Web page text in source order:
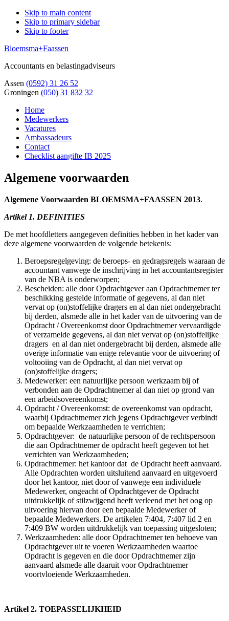
Skip to main content
Skip to primary sidebar
Skip to footer
Bloemsma+Faassen
Accountants en belastingadviseurs
Assen (0592) 31 26 52
Groningen (050) 31 832 32
Home
Medewerkers
Vacatures
Ambassadeurs
Contact
Checklist aangifte IB 2025
Algemene voorwaarden
Algemene Voorwaarden BLOEMSMA+FAASSEN 2013.
Artikel 1. DEFINITIES
De met hoofdletters aangegeven definities hebben in het kader van
deze algemene voorwaarden de volgende betekenis:
Beroepsregelgeving: de beroeps- en gedragsregels waaraan de
accountant vanwege de inschrijving in het accountantsregister
van de NBA is onderworpen;
Bescheiden: alle door Opdrachtgever aan Opdrachtnemer ter
beschikking gestelde informatie of gegevens, al dan niet
vervat op (on)stoffelijke dragers en al dan niet ondergebracht
bij derden, alsmede alle in het kader van de uitvoering van de
Opdracht / Overeenkomst door Opdrachtnemer vervaardigde
of verzamelde gegevens, al dan niet vervat op (on)stoffelijke
dragers en al dan niet ondergebracht bij derden, alsmede alle
overige informatie van enige relevantie voor de uitvoering of
voltooiing van de Opdracht, al dan niet vervat op
(on)stoffelijke dragers;
Medewerker: een natuurlijke persoon werkzaam bij of
verbonden aan de Opdrachtnemer al dan niet op grond van
een arbeidsovereenkomst;
Opdracht / Overeenkomst: de overeenkomst van opdracht,
waarbij Opdrachtnemer zich jegens Opdrachtgever verbindt
om bepaalde Werkzaamheden te verrichten;
Opdrachtgever: de natuurlijke persoon of de rechtspersoon
die aan Opdrachtnemer de opdracht heeft gegeven tot het
verrichten van Werkzaamheden;
Opdrachtnemer: het kantoor dat de Opdracht heeft aanvaard.
Alle Opdrachten worden uitsluitend aanvaard en uitgevoerd
door het kantoor, niet door of vanwege een individuele
Medewerker, ongeacht of Opdrachtgever de Opdracht
uitdrukkelijk of stilzwijgend heeft verleend met het oog op
uitvoering hiervan door een bepaalde Medewerker of
bepaalde Medewerkers. De artikelen 7:404, 7:407 lid 2 en
7:409 BW worden uitdrukkelijk van toepassing uitgesloten;
Werkzaamheden: alle door Opdrachtnemer ten behoeve van
Opdrachtgever uit te voeren Werkzaamheden waartoe
Opdracht is gegeven en die door Opdrachtnemer zijn
aanvaard alsmede alle daaruit voor Opdrachtnemer
voortvloeiende Werkzaamheden.
Artikel 2. TOEPASSELIJKHEID